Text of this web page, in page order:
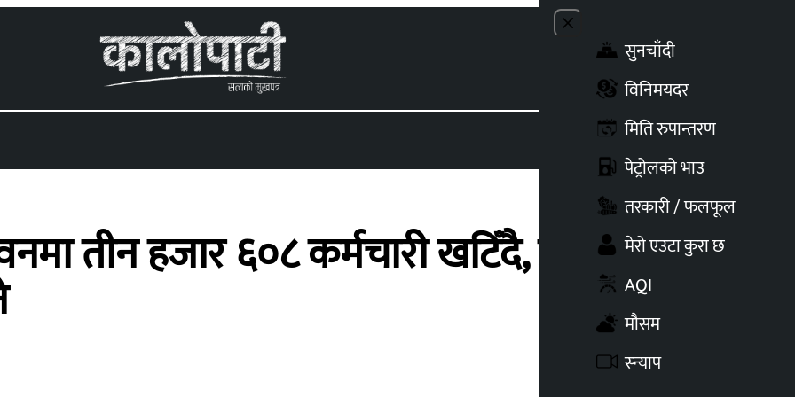
Close menu
सुनचाँदी
विनिमयदर
मिति रुपान्तरण
पेट्रोलको भाउ
तरकारी / फलफूल
मेरो एउटा कुरा छ
AQI
मौसम
स्न्याप
तीन हजार ६०८ कर्मचारी खटिँदै, प्रत्येक केन्द्रमा